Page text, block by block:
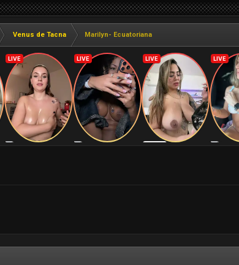
Venus de Tacna Marilyn- Ecuatoriana